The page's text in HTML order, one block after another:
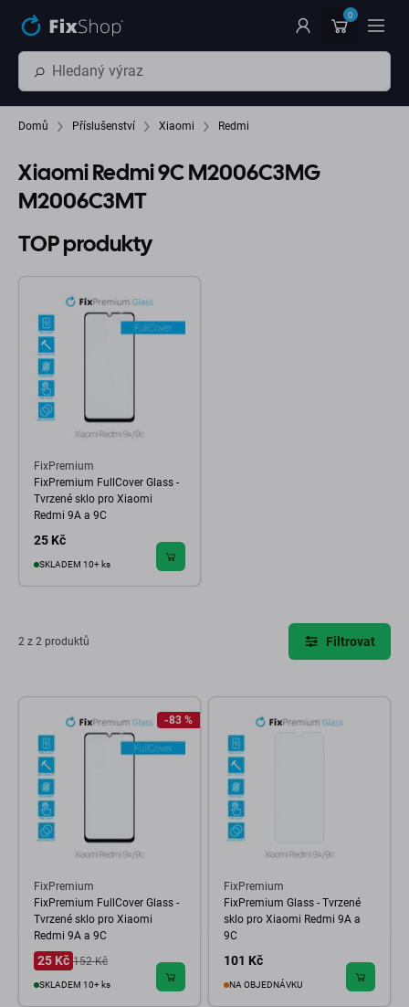
0
Domů Příslušenství Xiaomi Redmi
Xiaomi Redmi 9C M2006C3MG
M2006C3MT
TOP produkty
FixPremium
FixPremium FullCover Glass -
Tvrzené sklo pro Xiaomi
Redmi 9A a 9C
25 Kč
SKLADEM 10+ ks
2 z 2 produktů Filtrovat
-83 %
FixPremium
FixPremium FullCover Glass -
Tvrzené sklo pro Xiaomi
Redmi 9A a 9C
25 Kč 152 Kč
SKLADEM 10+ ks
FixPremium
FixPremium Glass - Tvrzené
sklo pro Xiaomi Redmi 9A a
9C
101 Kč
NA OBJEDNÁVKU